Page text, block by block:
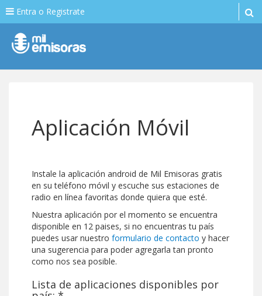
Entra o Registrate
Aplicación Móvil
Instale la aplicación android de Mil Emisoras gratis
en su teléfono móvil y escuche sus estaciones de
radio en línea favoritas donde quiera que esté.
Nuestra aplicación por el momento se encuentra
disponible en 12 paises, si no encuentras tu país
puedes usar nuestro formulario de contacto y hacer
una sugerencia para poder agregarla tan pronto
como nos sea posible.
Lista de aplicaciones disponibles por